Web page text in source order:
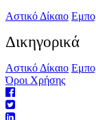
Αστικό Δίκαιο
Δικηγορικά
Αστικό Δίκαιο
Όροι Χρήσης